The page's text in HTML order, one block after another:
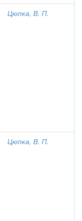
Цюпка, В. П.
Цюпка, В. П.